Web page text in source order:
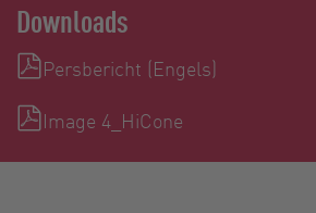
Downloads
Persbericht (Engels)
Image 4_HiCone